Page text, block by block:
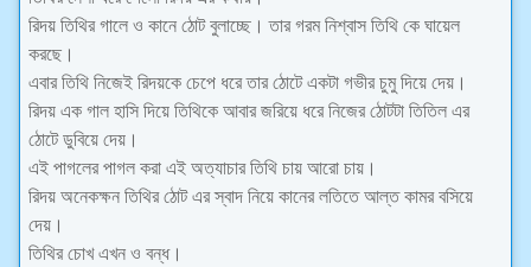
রিদয় তিথির গালে ও কানে ঠোট বুলাচ্ছে। তার গরম নিশ্বাস তিথি কে ঘায়েল
করছে।
এবার তিথি নিজেই রিদয়কে চেপে ধরে তার ঠোটে একটা গভীর চুমু দিয়ে দেয়।
রিদয় এক গাল হাসি দিয়ে তিথিকে আবার জরিয়ে ধরে নিজের ঠোটটা তিতিল এর
ঠোটে ডুবিয়ে দেয়।
এই পাগলের পাগল করা এই অত্যাচার তিথি চায় আরো চায়।
রিদয় অনেকক্ষন তিথির ঠোট এর স্বাদ নিয়ে কানের লতিতে আল্ত কামর বসিয়ে
দেয়।
তিথির চোখ এখন ও বন্ধ।